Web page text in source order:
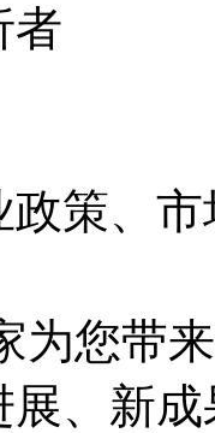
者
政策、
为您带
展、新成